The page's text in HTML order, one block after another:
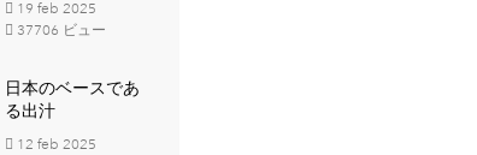
19 feb 2025
37706 ビュー
日本のベースであ
る出汁
12 feb 2025